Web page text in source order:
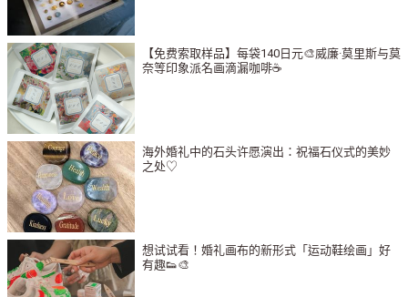
【免费索取样品】每袋140日元🎨威廉·莫里斯与莫
奈等印象派名画滴漏咖啡☕️
海外婚礼中的石头许愿演出：祝福石仪式的美妙
之处♡
想试试看！婚礼画布的新形式「运动鞋绘画」好
有趣👟🎨